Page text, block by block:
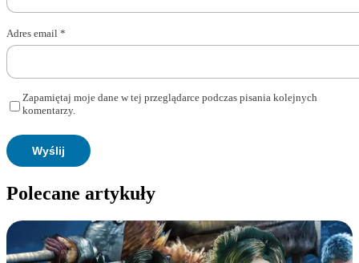
Adres email *
Zapamiętaj moje dane w tej przeglądarce podczas pisania kolejnych
komentarzy.
Polecane artykuły